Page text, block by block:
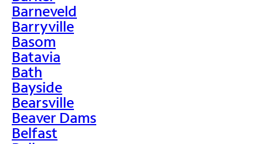
Barneveld
Barryville
Basom
Batavia
Bath
Bayside
Bearsville
Beaver Dams
Belfast